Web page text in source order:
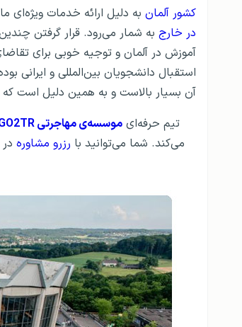
کشور آلمان به دلیل ارائه خدمات
در خارج به شمار می‌رود. قرار گرفتن
آموزش در آلمان و توجیه خوبی برای
استقبال دانشجویان بین‌المللی و
آن‌ بسیار بالاست و به همین دلیل است که
تیم حرفه‌ایموسسه‌ی مهاجرتی GO2TR
می‌کند. شما می‌توانید با رزرو مشاوره